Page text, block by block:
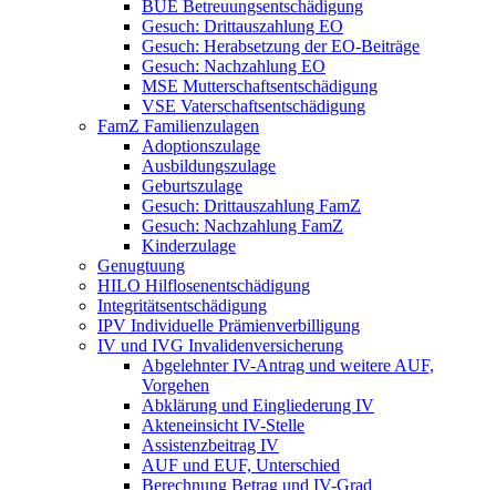
BUE Betreuungsentschädigung
Gesuch: Drittauszahlung EO
Gesuch: Herabsetzung der EO-Beiträge
Gesuch: Nachzahlung EO
MSE Mutterschaftsentschädigung
VSE Vaterschaftsentschädigung
FamZ Familienzulagen
Adoptionszulage
Ausbildungszulage
Geburtszulage
Gesuch: Drittauszahlung FamZ
Gesuch: Nachzahlung FamZ
Kinderzulage
Genugtuung
HILO Hilflosenentschädigung
Integritätsentschädigung
IPV Individuelle Prämienverbilligung
IV und IVG Invalidenversicherung
Abgelehnter IV-Antrag und weitere AUF,
Vorgehen
Abklärung und Eingliederung IV
Akteneinsicht IV-Stelle
Assistenzbeitrag IV
AUF und EUF, Unterschied
Berechnung Betrag und IV-Grad